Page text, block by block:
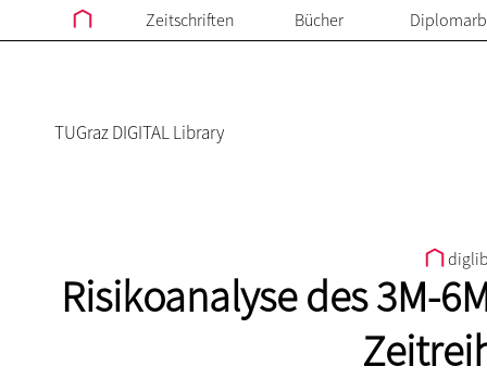
Zeitschriften Bücher
TUGraz DIGITAL Library
Risikoanalyse des 3M-